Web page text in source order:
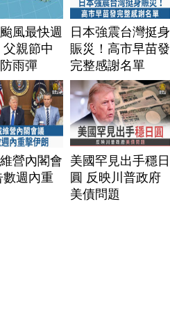
風最快週
親節中
雨彈
日本強震台灣挺身
賑災！高市早苗發
完整感謝名單
營內閣會
數週內重
美國罕見出手穩日
圓 反映川普政府
美債問題